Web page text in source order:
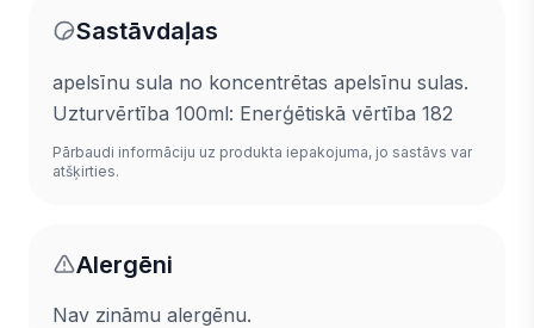
Sastāvdaļas
apelsīnu sula no koncentrētas apelsīnu sulas.
Uzturvērtība 100ml: Enerģētiskā vērtība 182
Pārbaudi informāciju uz produkta iepakojuma, jo sastāvs var
atšķirties.
Alergēni
Nav zināmu alergēnu.